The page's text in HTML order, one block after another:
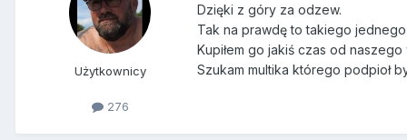
Użytkownicy
276
Dzięki z góry za odzew.
Tak na prawdę to takiego
Kupiłem go jakiś czas od
Szukam multika którego podpioł